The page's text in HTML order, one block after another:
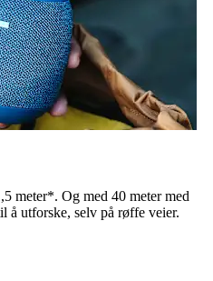
meter*. Og med 40 meter med
å utforske, selv på røffe veier.